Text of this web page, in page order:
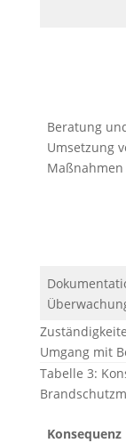
Beratung
Umsetzung
Maßnahmen
Umgang mit
Tabelle 3:
Konsequenz